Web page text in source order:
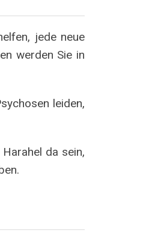
jede neue
werden Sie in
leiden,
da sein,